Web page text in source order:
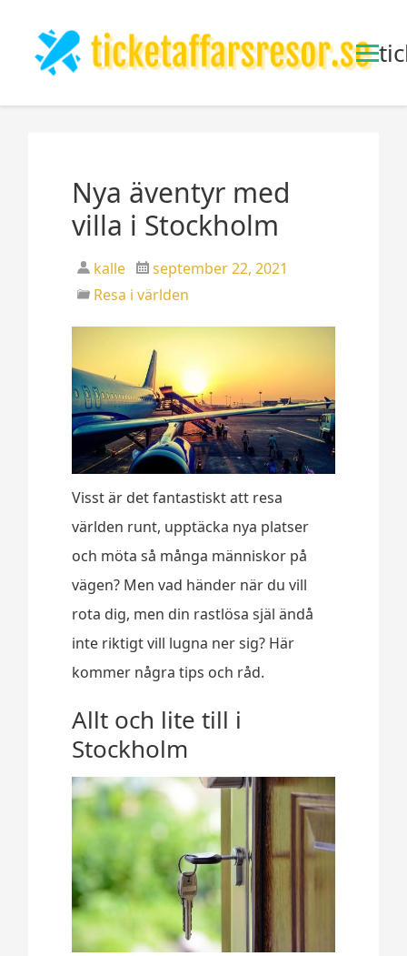
t
Nya äventyr med
villa i Stockholm
kalle
september 22, 2021
Resa i världen
Visst är det fantastiskt att resa
världen runt, upptäcka nya platser
och möta så många människor på
vägen? Men vad händer när du vill
rota dig, men din rastlösa själ ändå
inte riktigt vill lugna ner sig? Här
kommer några tips och råd.
Allt och lite till i
Stockholm